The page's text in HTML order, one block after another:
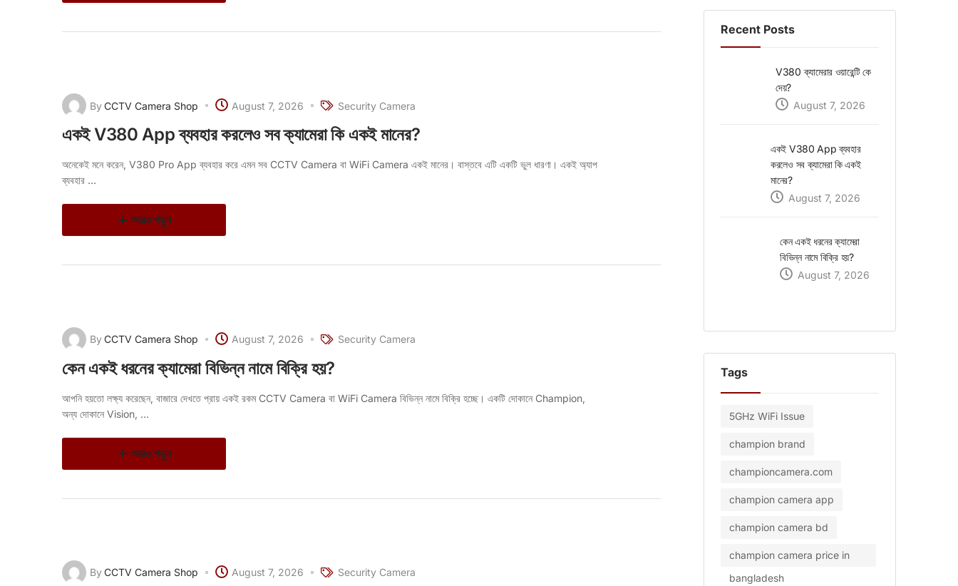
Recent Posts
V380 ক্যামেরার ওয়ারেন্টি কে
দেয়?
August 7, 2026
একই V380 App ব্যবহার
করলেও সব ক্যামেরা কি একই
মানের?
August 7, 2026
কেন একই ধরনের ক্যামেরা
বিভিন্ন নামে বিক্রি হয়?
August 7, 2026
Tags
5GHz WiFi Issue
champion brand
championcamera.com
champion camera app
champion camera bd
champion camera price in
bangladesh
ByCCTV Camera Shop August 7, 2026 Security Camera
একই V380 App ব্যবহার করলেও সব ক্যামেরা কি একই মানের?
অনেকেই মনে করেন, V380 Pro App ব্যবহার করে এমন সব CCTV Camera বা WiFi Camera একই মানের। বাস্তবে এটি একটি ভুল ধারণা। একই অ্যাপ
ব্যবহার ...
আরও পড়ুন
ByCCTV Camera Shop August 7, 2026 Security Camera
কেন একই ধরনের ক্যামেরা বিভিন্ন নামে বিক্রি হয়?
আপনি হয়তো লক্ষ্য করেছেন, বাজারে দেখতে প্রায় একই রকম CCTV Camera বা WiFi Camera বিভিন্ন নামে বিক্রি হচ্ছে। একটি দোকানে Champion,
অন্য দোকানে Vision, ...
আরও পড়ুন
ByCCTV Camera Shop August 7, 2026 Security Camera